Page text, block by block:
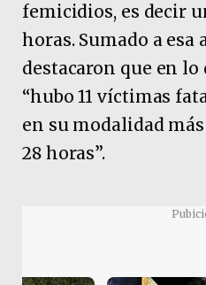
femicidios, es decir
horas. Sumado a
destacaron que en lo
“hubo 11 víctimas
en su modalidad
28 horas”.